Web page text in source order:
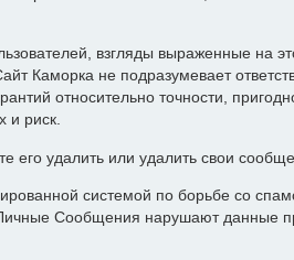
взгляды выраженные на
Каморка не подразумевает
относительно точности,
и риск.
его удалить или удалить свои
системой по борьбе со
Сообщения нарушают данные